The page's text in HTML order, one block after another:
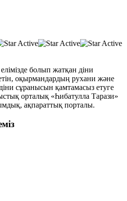
болып жатқан діни
оқырмандардың рухани және
сұранысын қамтамасыз етуге
орталық «Һибатулла Тарази»
ақпараттық порталы.